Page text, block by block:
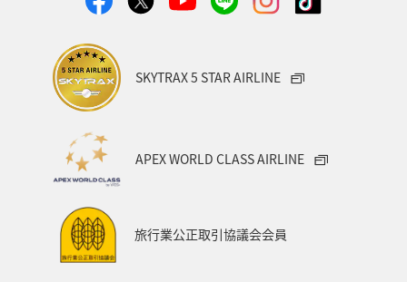
SKYTRAX 5 STAR AIRLINE
APEX WORLD CLASS AIRLINE
旅行業公正取引協議会会員